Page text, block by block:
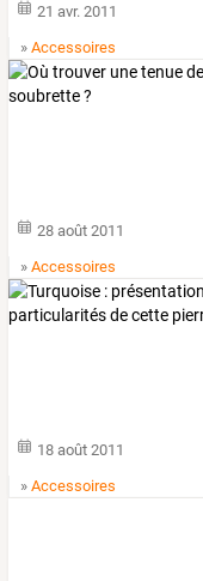
21 avr. 2011
»Accessoires
28 août 2011
»Accessoires
18 août 2011
»Accessoires